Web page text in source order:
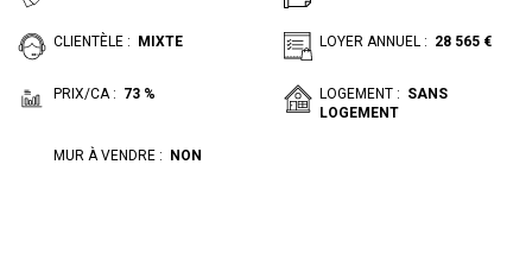
CLIENTÈLE : MIXTE LOYER ANNUEL : 28 565 €
PRIX/CA : 73 % LOGEMENT : SANS
LOGEMENT
MUR À VENDRE : NON